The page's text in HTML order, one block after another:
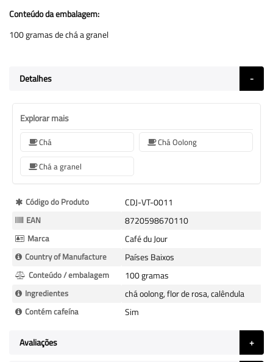
Conteúdo da embalagem:
100 gramas de chá a granel
Detalhes
Explorar mais
Chá
Chá Oolong
Chá a granel
Mais
informação
Código do Produto CDJ-VT-0011
EAN 8720598670110
Marca Café du Jour
Country of Manufacture Países Baixos
Conteúdo / embalagem 100 gramas
Ingredientes chá oolong, flor de rosa, calêndula
Contém cafeína Sim
Avaliações